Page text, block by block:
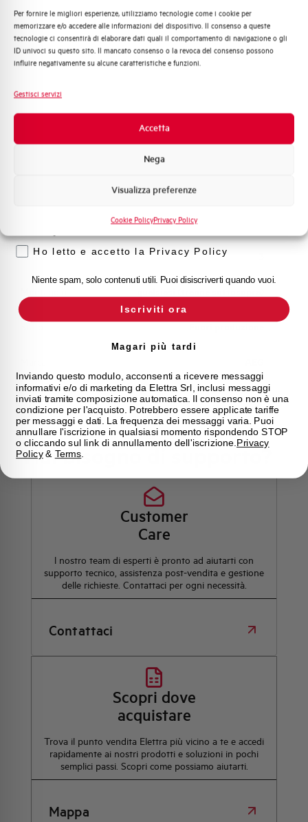
Per fornire le migliori esperienze, utilizziamo tecnologie come i cookie per
memorizzare e/o accedere alle informazioni del dispositivo. Il consenso a queste
tecnologie ci consentirà di elaborare dati quali il comportamento di navigazione o gli
ID univoci su questo sito. Il mancato consenso o la revoca del consenso possono
influire negativamente su alcune caratteristiche e funzioni.
Gestisci servizi
Accetta
Nega
Visualizza preferenze
Cookie PolicyPrivacy Policy
Capacità dei terminali 1…35 mm²
Adatto al sezionamento
Temperatura di impiego -25/+55 °C
Temperatura di riferimento (°C)
Classe di limitazione
Hai bisogno di supporto?
Customer
Care
l nostro team di esperti è pronto ad aiutarti con
supporto tecnico, assistenza post-vendita e gestione
delle richieste. Contattaci per ogni necessità.
Contattaci
Scopri dove
acquistare
Trova il punto vendita Elettra più vicino a te e accedi
rapidamente ai nostri prodotti e soluzioni in pochi
semplici passi. Scopri come possiamo aiutarti.
Mappa
Quali argomenti ti interessano di più?
Distribuzione di Energia
Automazione Industriale
Sistema Quadri
Promozioni e offerte
Formazione tecnica
Voglio ricevere aggiornamenti, novità di
Ho letto e accetto la Privacy Policy
Niente spam, solo contenuti utili. Puoi disiscriverti quando vuoi.
Iscriviti ora
Magari più tardi
Inviando questo modulo, acconsenti a ricevere messaggi
informativi e/o di marketing da Elettra Srl, inclusi messaggi
inviati tramite composizione automatica. Il consenso non è una
condizione per l'acquisto. Potrebbero essere applicate tariffe
per messaggi e dati. La frequenza dei messaggi varia. Puoi
annullare l'iscrizione in qualsiasi momento rispondendo STOP
o cliccando sul link di annullamento dell'iscrizione. Privacy
Policy& Terms